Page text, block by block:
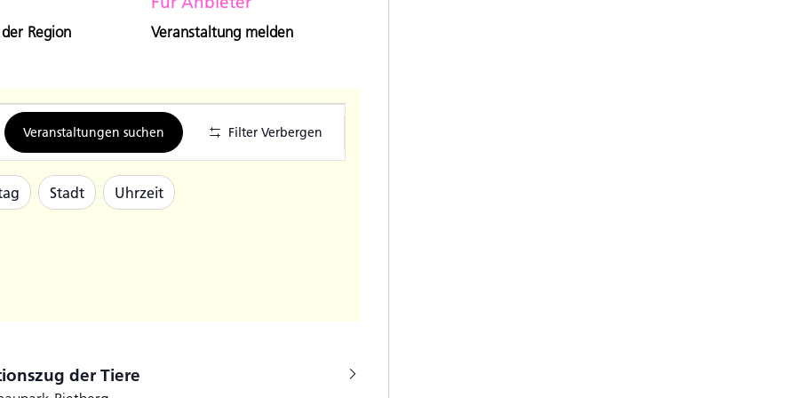
Region Veranstaltung melden
Veranstaltungen suchen Filter Verbergen
Ansichten-
Stadt Uhrzeit
der Tiere